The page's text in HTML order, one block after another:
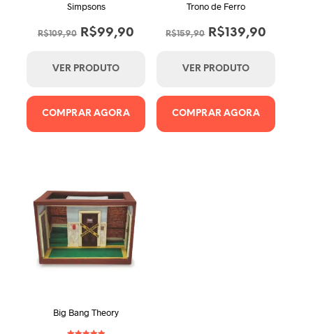
Simpsons
R$109,90
O
original
R$109,90.
R$99,90
R$99,90.
VER PRODUTO
COMPRAR AGORA
Trono de Ferro
R$159,90
O
original
R$159,90.
R$139,90
VER PRODUTO
COMPRAR AGORA
Big Bang Theory